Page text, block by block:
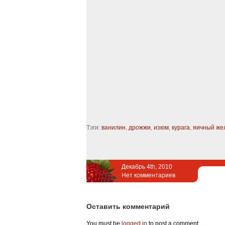
Тэги: ванилин, дрожжи, изюм, курага, яичный
Декабрь 4th, 2010
Нет комментариев
Оставить комментарий
You must be logged in to post a comment.